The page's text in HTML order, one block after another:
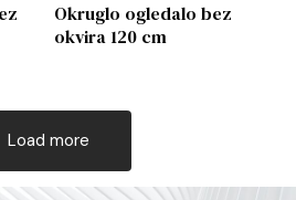
Okruglo ogledalo bez
okvira 120 cm
Load more